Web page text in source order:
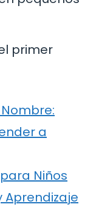
primer
a
Niños
Aprendizaje